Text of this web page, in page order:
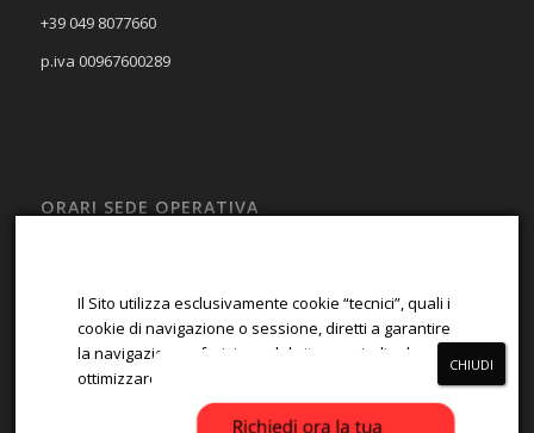
+39 049 8077660
p.iva 00967600289
ORARI SEDE OPERATIVA
SAB – DOM
Chiuso
Il Sito utilizza esclusivamente cookie “tecnici”, quali i
cookie di navigazione o sessione, diretti a garantire
la navigazione e fruizione del sito, e quindi ad
ottimizzare la navigazione.